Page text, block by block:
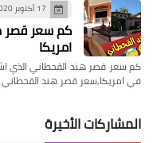
17 أكتوبر 2020
كم سعر قصر
امريكا
كم سعر قصر هند القحطاني الذي
في امريكا,سعر قصر هند
المشاركات الأخيرة